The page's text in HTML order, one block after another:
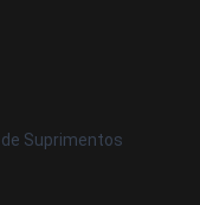
de Suprimentos